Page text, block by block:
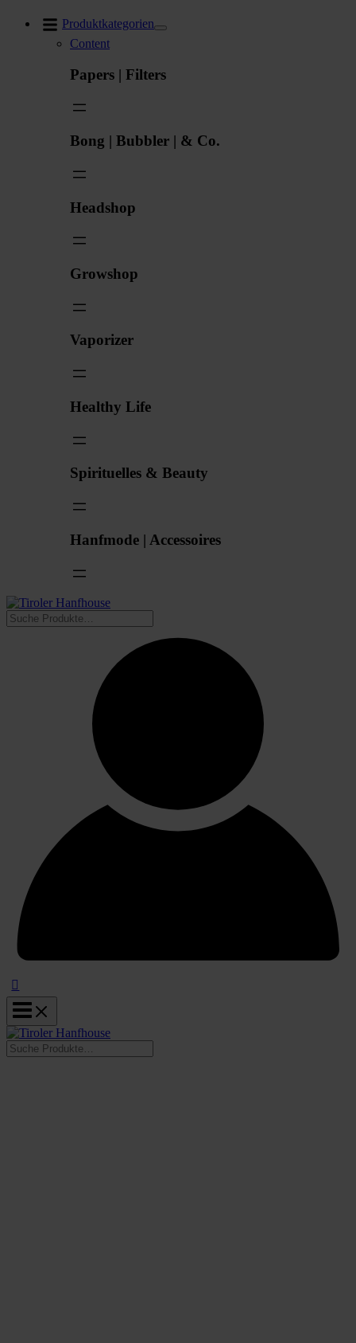
Produktkategorien
Content
Papers | Filters
Bong | Bubbler | & Co.
Headshop
Growshop
Vaporizer
Healthy Life
Spirituelles & Beauty
Hanfmode | Accessoires
Suchen
Suchen